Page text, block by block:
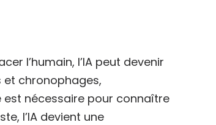
l’humain, l’IA peut devenir
et chronophages,
nécessaire pour connaître
l’IA devient une